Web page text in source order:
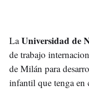
LaUniversidad de
de trabajo
de Milán para
infantil que tenga